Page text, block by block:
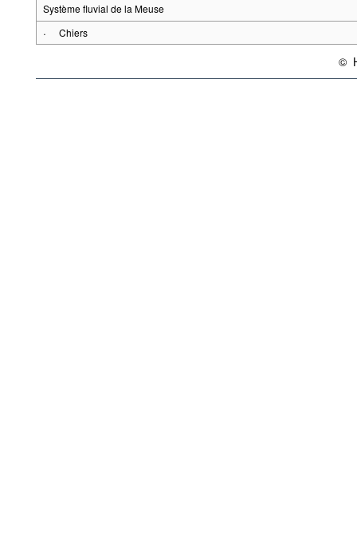
Système fluvial de la Meuse
· Chiers
©